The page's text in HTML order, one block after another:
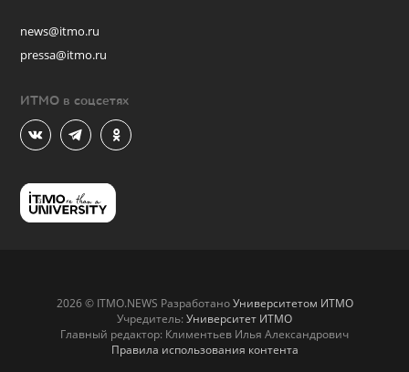
news@itmo.ru
pressa@itmo.ru
ИТМО в соцсетях
2026 © ITMO.NEWS РазработаноУниверситетом ИТМО
Учредитель: Университет ИТМО
Главный редактор: Климентьев Илья Александрович
Правила использования контента